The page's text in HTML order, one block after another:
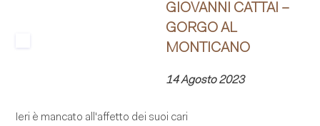
GIOVANNI CATTAI –
GORGO AL
MONTICANO
14 Agosto 2023
Ieri è mancato all'affetto dei suoi cari